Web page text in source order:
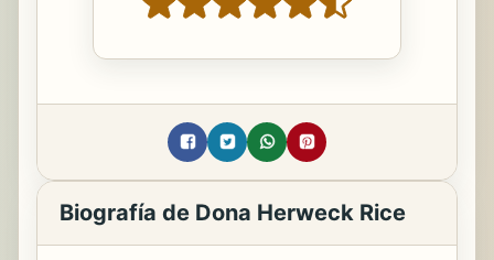
Biografía de Dona Herweck Rice